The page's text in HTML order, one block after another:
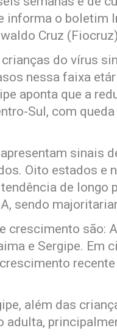
informa o boletim
Cruz
do vírus
nessa faixa
aponta que a
Sul, com
sinais
Oito estados e
de longo
sendo
são:
e Sergipe. Em
além das
adulta,